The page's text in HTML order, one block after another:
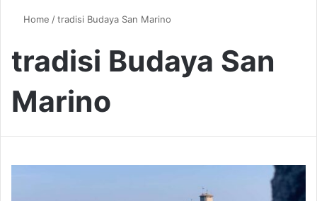
Home /tradisi Budaya San Marino
tradisi Budaya San
Marino